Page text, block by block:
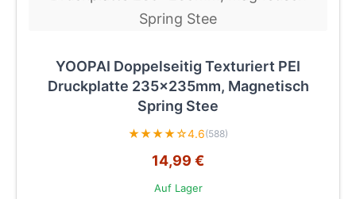
YOOPAI Doppelseitig Texturiert PEI
Druckplatte 235x235mm, Magnetisch
Spring Stee
★★★★☆4.6(588)
14,99 €
Auf Lager